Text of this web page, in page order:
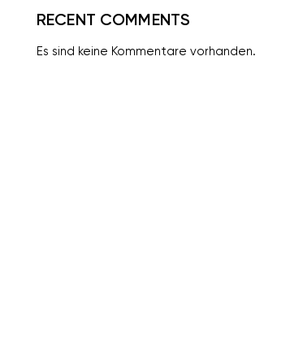
RECENT COMMENTS
Es sind keine Kommentare vorhanden.